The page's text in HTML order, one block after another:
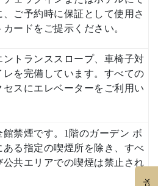
ご予約時に保証として使用さ
ードをご提示ください。
ントランススロープ、車椅子対
レを完備しています。すべての
セスにエレベーターをご利用い
館禁煙です。1階のガーデン ボ
ある指定の喫煙所を除き、すべ
公共エリアでの喫煙は禁止され